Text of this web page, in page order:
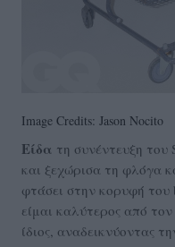
Image Credits: Jason Nocito
Είδα τη συνέντευξη του
και ξεχώρισα τη φλόγα
φτάσει στην κορυφή
είμαι καλύτερος από
ίδιος, αναδεικνύοντας